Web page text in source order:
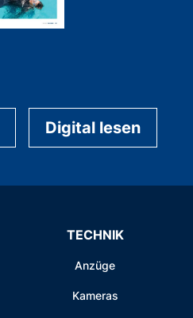
Digital lesen
TECHNIK
Anzüge
Kameras